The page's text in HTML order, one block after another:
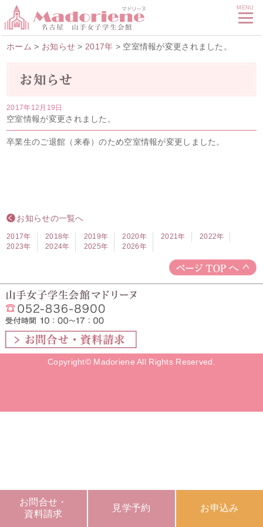
MENU
ホーム > お知らせ > 2017年 > 空室情報が変更されました。
2017年12月19日
空室情報が変更されました。
卒業生のご退館（来春）のため空室情報が変更しました。
お知らせの一覧へ
2017年 2018年 2019年 2020年 2021年
2022年
2023年
2024年 2025年 2026年
Copyright© Madoriene All Rights Reserved.
お問合せ・
資料請求
見学予約 お申込み